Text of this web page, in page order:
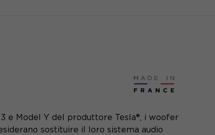
e Model Y del produttore Tesla®, i woofer
sostituire il loro sistema audio